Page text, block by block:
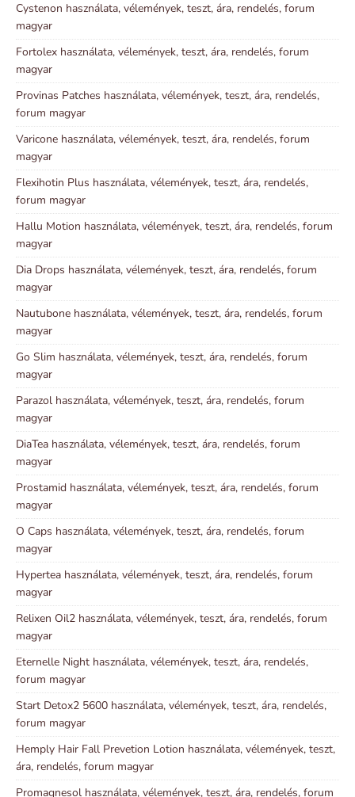
Cystenon használata, vélemények, teszt, ára, rendelés, forum
magyar
Fortolex használata, vélemények, teszt, ára, rendelés, forum
magyar
Provinas Patches használata, vélemények, teszt, ára, rendelés,
forum magyar
Varicone használata, vélemények, teszt, ára, rendelés, forum
magyar
Flexihotin Plus használata, vélemények, teszt, ára, rendelés,
forum magyar
Hallu Motion használata, vélemények, teszt, ára, rendelés, forum
magyar
Dia Drops használata, vélemények, teszt, ára, rendelés, forum
magyar
Nautubone használata, vélemények, teszt, ára, rendelés, forum
magyar
Go Slim használata, vélemények, teszt, ára, rendelés, forum
magyar
Parazol használata, vélemények, teszt, ára, rendelés, forum
magyar
DiaTea használata, vélemények, teszt, ára, rendelés, forum
magyar
Prostamid használata, vélemények, teszt, ára, rendelés, forum
magyar
O Caps használata, vélemények, teszt, ára, rendelés, forum
magyar
Hypertea használata, vélemények, teszt, ára, rendelés, forum
magyar
Relixen Oil2 használata, vélemények, teszt, ára, rendelés, forum
magyar
Eternelle Night használata, vélemények, teszt, ára, rendelés,
forum magyar
Start Detox2 5600 használata, vélemények, teszt, ára, rendelés,
forum magyar
Hemply Hair Fall Prevetion Lotion használata, vélemények, teszt,
ára, rendelés, forum magyar
Promagnesol használata, vélemények, teszt, ára, rendelés, forum